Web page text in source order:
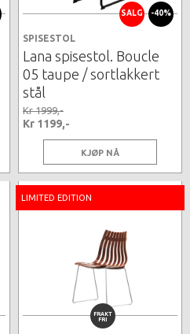
SALG -40%
SPISESTOL
Lana spisestol. Boucle
05 taupe / sortlakkert
stål
Kr 1999,-
Kr 1199,-
KJØP NÅ
LIMITED EDITION
FRAKT
FRI